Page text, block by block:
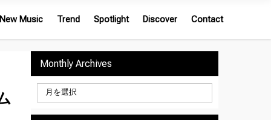
New Music Trend Spotlight Discover Contact
Monthly Archives